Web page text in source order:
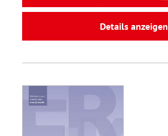
Details anzeigen